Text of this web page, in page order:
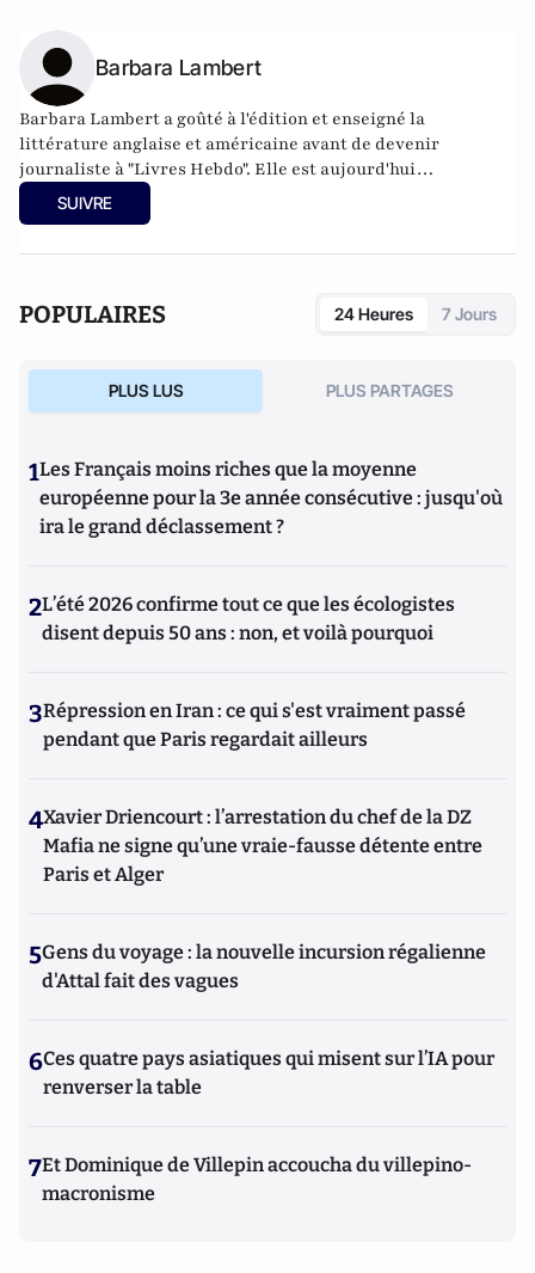
Barbara Lambert
Barbara Lambert a goûté à l'édition et enseigné la
littérature anglaise et américaine avant de devenir
journaliste à "Livres Hebdo". Elle est aujourd'hui
responsable des rubriques société/idées d'Atlantico.fr.
SUIVRE
POPULAIRES 24 Heures 7 Jours
PLUS LUS PLUS PARTAGES
1Les Français moins riches que la moyenne
européenne pour la 3e année consécutive : jusqu'où
ira le grand déclassement ?
2L’été 2026 confirme tout ce que les écologistes
disent depuis 50 ans : non, et voilà pourquoi
3Répression en Iran : ce qui s'est vraiment passé
pendant que Paris regardait ailleurs
4Xavier Driencourt : l’arrestation du chef de la DZ
Mafia ne signe qu’une vraie-fausse détente entre
Paris et Alger
5Gens du voyage : la nouvelle incursion régalienne
d'Attal fait des vagues
6Ces quatre pays asiatiques qui misent sur l’IA pour
renverser la table
7Et Dominique de Villepin accoucha du villepino-
macronisme